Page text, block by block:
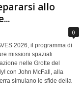
allo
0
2026, il programma di
missioni spaziali
nelle Grotte del
con John McFall, alla
simulano le sfide della